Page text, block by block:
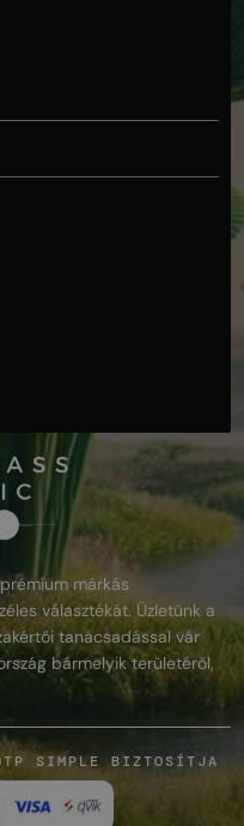
márkás
választékát. Üzletünk a
tanácsadással vár
bármelyik területéről,
SIMPLE BIZTOSÍTJA